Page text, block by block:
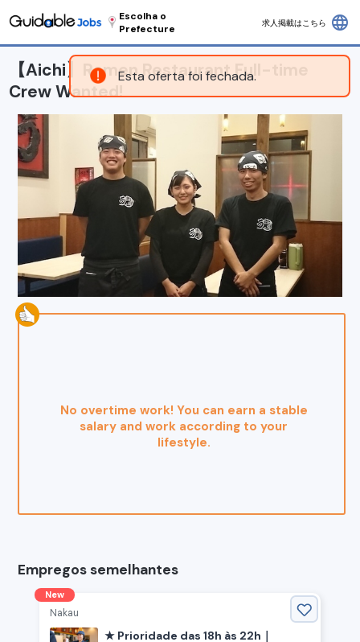
Esta oferta foi fechada.
Escolha o
Prefecture
求人掲載はこちら language
【Aichi】Ramen Restaurant Full-time
Crew Wanted!
No overtime work! You can earn a stable
salary and work according to your
lifestyle.
Empregos semelhantes
New
Nakau
★ Prioridade das 18h às 22h｜